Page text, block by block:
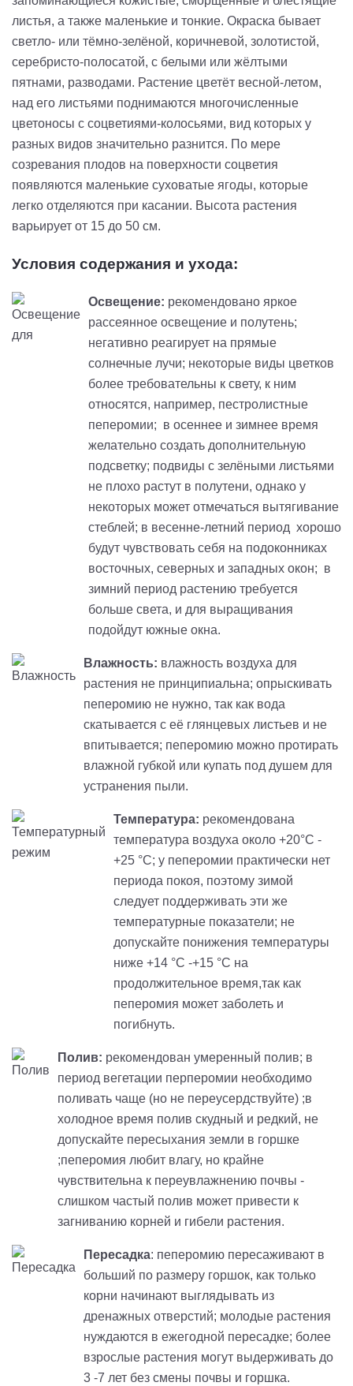
листья, а также маленькие и тонкие. Окраска бывает
светло- или тёмно-зелёной, коричневой, золотистой,
серебристо-полосатой, с белыми или жёлтыми
пятнами, разводами. Растение цветёт весной-летом,
над его листьями поднимаются многочисленные
цветоносы с соцветиями-колосьями, вид которых у
разных видов значительно разнится. По мере
созревания плодов на поверхности соцветия
появляются маленькие суховатые ягоды, которые
легко отделяются при касании. Высота растения
варьирует от 15 до 50 см.
Условия содержания и ухода:
Освещение: рекомендовано яркое
рассеянное освещение и полутень;
негативно реагирует на прямые
солнечные лучи; некоторые виды цветков
более требовательны к свету, к ним
относятся, например, пестролистные
пеперомии; в осеннее и зимнее время
желательно создать дополнительную
подсветку; подвиды с зелёными листьями
не плохо растут в полутени, однако у
некоторых может отмечаться вытягивание
стеблей; в весенне-летний период хорошо
будут чувствовать себя на подоконниках
восточных, северных и западных окон; в
зимний период растению требуется
больше света, и для выращивания
подойдут южные окна.
Влажность: влажность воздуха для
растения не принципиальна; опрыскивать
пеперомию не нужно, так как вода
скатывается с её глянцевых листьев и не
впитывается; пеперомию можно протирать
влажной губкой или купать под душем для
устранения пыли.
Температура: рекомендована
температура воздуха около +20°С -
+25 °С; у пеперомии практически нет
периода покоя, поэтому зимой
следует поддерживать эти же
температурные показатели; не
допускайте понижения температуры
ниже +14 °С -+15 °С на
продолжительное время,так как
пеперомия может заболеть и
погибнуть.
Полив: рекомендован умеренный полив; в
период вегетации перперомии необходимо
поливать чаще (но не переусердствуйте) ;в
холодное время полив скудный и редкий, не
допускайте пересыхания земли в горшке
;пеперомия любит влагу, но крайне
чувствительна к переувлажнению почвы -
слишком частый полив может привести к
загниванию корней и гибели растения.
Пересадка: пеперомию пересаживают в
больший по размеру горшок, как только
корни начинают выглядывать из
дренажных отверстий; молодые растения
нуждаются в ежегодной пересадке; более
взрослые растения могут выдерживать до
3 -7 лет без смены почвы и горшка.